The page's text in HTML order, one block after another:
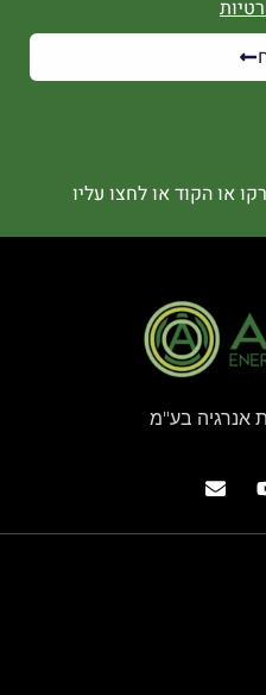
או הקוד או לחצו עליו
אנרגיה בע"מ